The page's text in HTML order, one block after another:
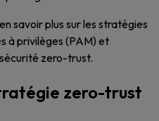
savoir plus sur les stratégies
à privilèges (PAM) et
zero-trust.
zero-trust